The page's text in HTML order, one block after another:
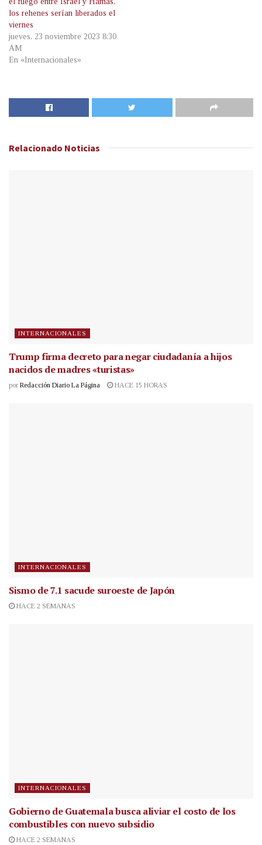
los rehenes serían liberados el
viernes
jueves, 23 noviembre 2023 8:30
AM
En «Internacionales»
Relacionado Noticias
INTERNACIONALES
Trump firma decreto para negar ciudadanía a hijos
nacidos de madres «turistas»
por Redacción Diario La Página HACE 15 HORAS
INTERNACIONALES
Sismo de 7.1 sacude suroeste de Japón
HACE 2 SEMANAS
INTERNACIONALES
Gobierno de Guatemala busca aliviar el costo de los
combustibles con nuevo subsidio
HACE 2 SEMANAS